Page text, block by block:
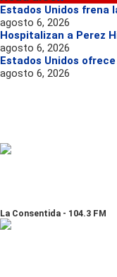
Estados Unidos frena
agosto 6, 2026
Hospitalizan a Perez
agosto 6, 2026
Estados Unidos
agosto 6, 2026
La Consentida - 104.3 FM